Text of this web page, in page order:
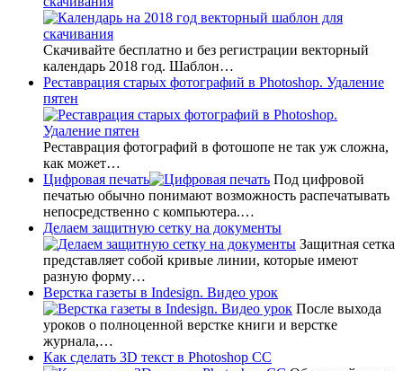
Скачивайте бесплатно и без регистрации векторный
календарь 2018 год. Шаблон…
Реставрация старых фотографий в Photoshop. Удаление
пятен
Реставрация фотографий в фотошопе не так уж сложна,
как может…
Цифровая печать
Под цифровой
печатью обычно понимают возможность распечатывать
непосредственно с компьютера.…
Делаем защитную сетку на документы
Защитная сетка
представляет собой кривые линии, которые имеют
разную форму…
Верстка газеты в Indesign. Видео урок
После выхода
уроков о полноценной верстке книги и верстке
журнала,…
Как сделать 3D текст в Photoshop CC